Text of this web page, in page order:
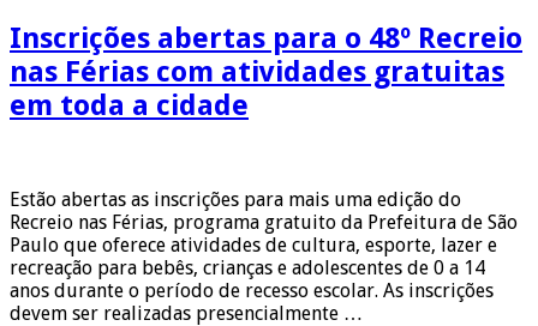
Inscrições abertas para o 48º Recreio
nas Férias com atividades gratuitas
em toda a cidade
Estão abertas as inscrições para mais uma edição do
Recreio nas Férias, programa gratuito da Prefeitura de São
Paulo que oferece atividades de cultura, esporte, lazer e
recreação para bebês, crianças e adolescentes de 0 a 14
anos durante o período de recesso escolar. As inscrições
devem ser realizadas presencialmente …